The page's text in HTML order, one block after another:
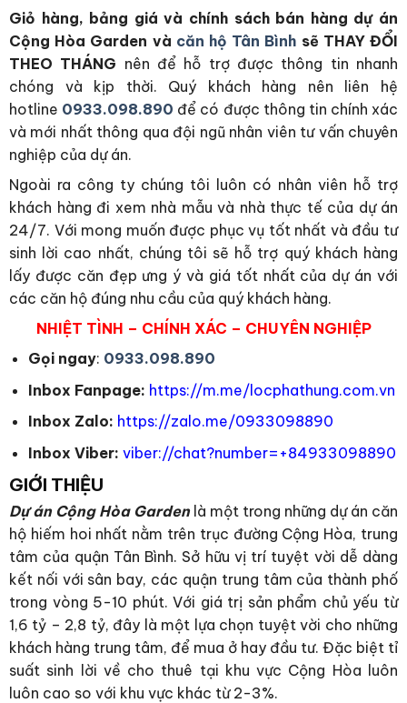
Giỏ hàng, bảng giá và chính sách bán hàng dự án
Cộng Hòa Garden và căn hộ Tân Bình sẽ THAY ĐỔI
THEO THÁNG nên để hỗ trợ được thông tin nhanh
chóng và kịp thời. Quý khách hàng nên liên hệ
hotline 0933.098.890 để có được thông tin chính xác
và mới nhất thông qua đội ngũ nhân viên tư vấn chuyên
nghiệp của dự án.
Ngoài ra công ty chúng tôi luôn có nhân viên hỗ trợ
khách hàng đi xem nhà mẫu và nhà thực tế của dự án
24/7. Với mong muốn được phục vụ tốt nhất và đầu tư
sinh lời cao nhất, chúng tôi sẽ hỗ trợ quý khách hàng
lấy được căn đẹp ưng ý và giá tốt nhất của dự án với
các căn hộ đúng nhu cầu của quý khách hàng.
NHIỆT TÌNH – CHÍNH XÁC – CHUYÊN NGHIỆP
Gọi ngay: 0933.098.890
Inbox Fanpage: https://m.me/locphathung.com.vn
Inbox Zalo: https://zalo.me/0933098890
Inbox Viber: viber://chat?number=+84933098890
GIỚI THIỆU
Dự án Cộng Hòa Gardenlà một trong những dự án căn
hộ hiếm hoi nhất nằm trên trục đường Cộng Hòa, trung
tâm của quận Tân Bình. Sở hữu vị trí tuyệt vời dễ dàng
kết nối với sân bay, các quận trung tâm của thành phố
trong vòng 5-10 phút. Với giá trị sản phẩm chủ yếu từ
1,6 tỷ – 2,8 tỷ, đây là một lựa chọn tuyệt vời cho những
khách hàng trung tâm, để mua ở hay đầu tư. Đặc biệt tỉ
suất sinh lời về cho thuê tại khu vực Cộng Hòa luôn
luôn cao so với khu vực khác từ 2-3%.